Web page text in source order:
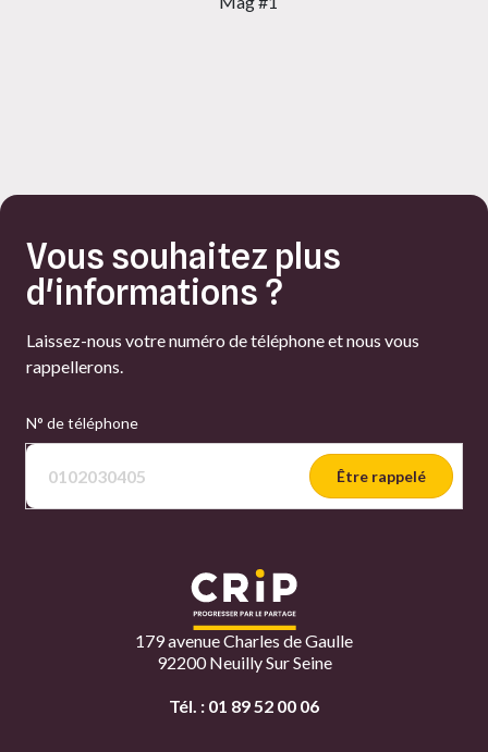
Vous souhaitez plus
d'informations ?
Laissez-nous votre numéro de téléphone et nous vous
rappellerons.
N° de téléphone
Être rappelé
179 avenue Charles de Gaulle
92200 Neuilly Sur Seine
Tél. : 01 89 52 00 06